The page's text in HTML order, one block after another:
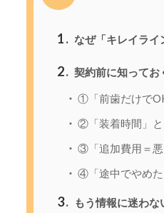
1 なぜ「キレイライ
2 契約前に知ってお
①「前歯だけで
②「装着時間」と
③「追加費用＝悪
④「途中でやめた
3 もう情報に迷わ